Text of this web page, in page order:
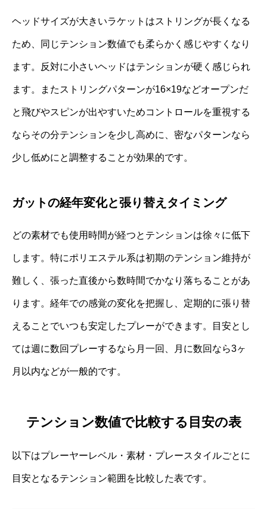
ヘッドサイズが大きいラケットはストリングが長くなる
ため、同じテンション数値でも柔らかく感じやすくなり
ます。反対に小さいヘッドはテンションが硬く感じられ
ます。またストリングパターンが16×19などオープンだ
と飛びやスピンが出やすいためコントロールを重視する
ならその分テンションを少し高めに、密なパターンなら
少し低めにと調整することが効果的です。
ガットの経年変化と張り替えタイミング
どの素材でも使用時間が経つとテンションは徐々に低下
します。特にポリエステル系は初期のテンション維持が
難しく、張った直後から数時間でかなり落ちることがあ
ります。経年での感覚の変化を把握し、定期的に張り替
えることでいつも安定したプレーができます。目安とし
ては週に数回プレーするなら月一回、月に数回なら3ヶ
月以内などが一般的です。
テンション数値で比較する目安の表
以下はプレーヤーレベル・素材・プレースタイルごとに
目安となるテンション範囲を比較した表です。